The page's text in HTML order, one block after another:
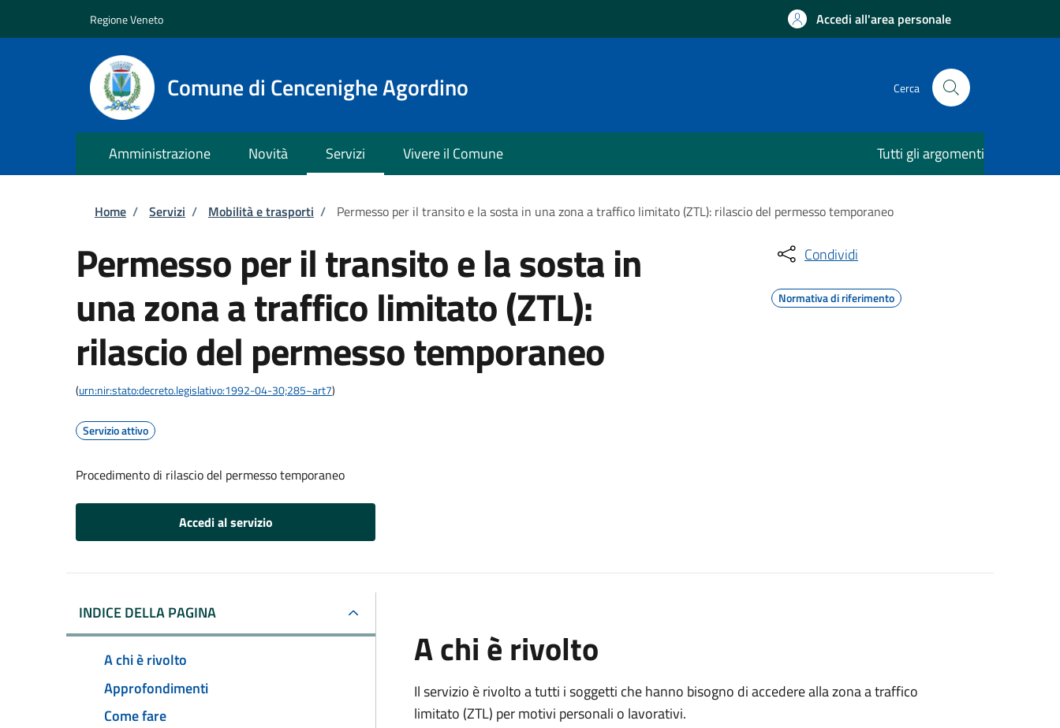
Regione Veneto Accedi all'area personale
Comune di Cencenighe Agordino Cerca
Amministrazione Novità Servizi Vivere il Comune Tutti gli argomenti
Briciole di pane
Home / Servizi / Mobilità e trasporti / Permesso per il transito e la sosta in una zona a traffico limitato (ZTL): rilascio del permesso temporaneo
Permesso per il transito e la sosta in
una zona a traffico limitato (ZTL):
rilascio del permesso temporaneo
(urn:nir:stato:decreto.legislativo:1992-04-30;285~art7)
Servizio attivo
Procedimento di rilascio del permesso temporaneo
Accedi al servizio
Condividi
Normativa di riferimento
INDICE DELLA PAGINA
A chi è rivolto
Approfondimenti
Come fare
A chi è rivolto
Il servizio è rivolto a tutti i soggetti che hanno bisogno di accedere alla zona a traffico
limitato (ZTL) per motivi personali o lavorativi.